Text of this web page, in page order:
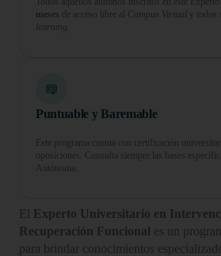
meses de acceso libre al Campus Virtual y todos
learning.
Puntuable y Baremable
Este programa cuenta con certificación
oposiciones. Consulta siempre las bases
Autónoma.
El
Experto Universitario en
Recuperación Funcional es un
para brindar conocimientos